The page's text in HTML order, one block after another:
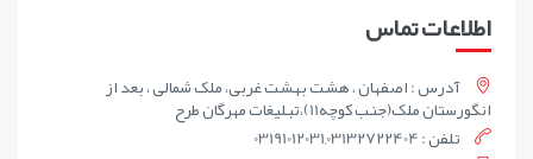
اطلاعات تماس
آدرس : اصفهان ، هشت بهشت غربی، ملک شمالی ، بعد از
انگورستان ملک(جنب کوچه11)،تبلیغات مهرگان طرح
تلفن : 03191012031,03132722404